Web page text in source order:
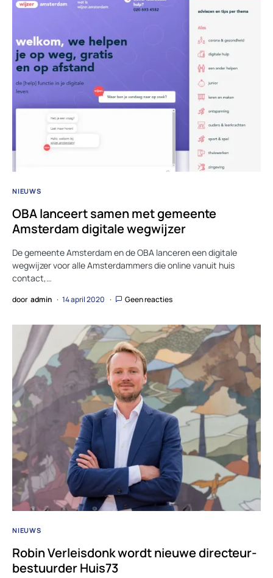
NIEUWS
OBA lanceert samen met gemeente
Amsterdam digitale wegwijzer
De gemeente Amsterdam en de OBA lanceren een digitale
wegwijzer voor alle Amsterdammers die online vanuit huis
contact,…
door admin 14 april 2020 Geen reacties
NIEUWS
Robin Verleisdonk wordt nieuwe directeur-
bestuurder Huis73